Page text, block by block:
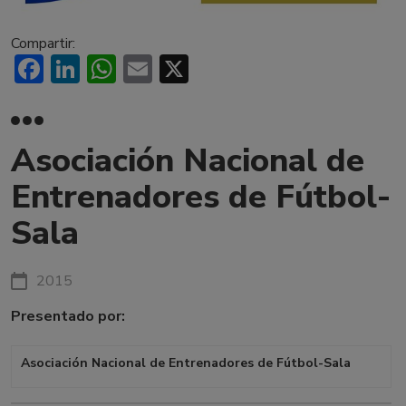
Compartir:
Facebook
LinkedIn
WhatsApp
Email
Asociación Nacional de
Entrenadores de Fútbol-
Sala
2015
Presentado por:
Asociación Nacional de Entrenadores de Fútbol-Sala